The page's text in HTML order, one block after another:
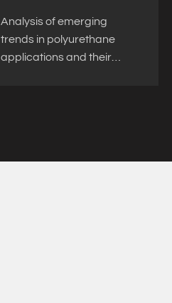
Analysis of emerging
trends in polyurethane
applications and their